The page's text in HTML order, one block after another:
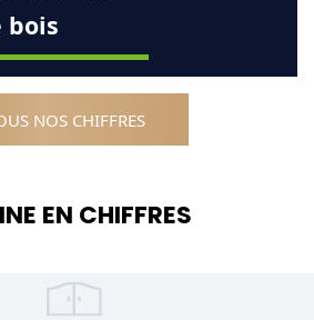
bois
NOS CHIFFRES
EN CHIFFRES